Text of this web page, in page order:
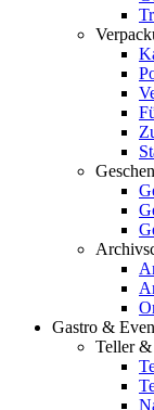
Gastro &
Teller &